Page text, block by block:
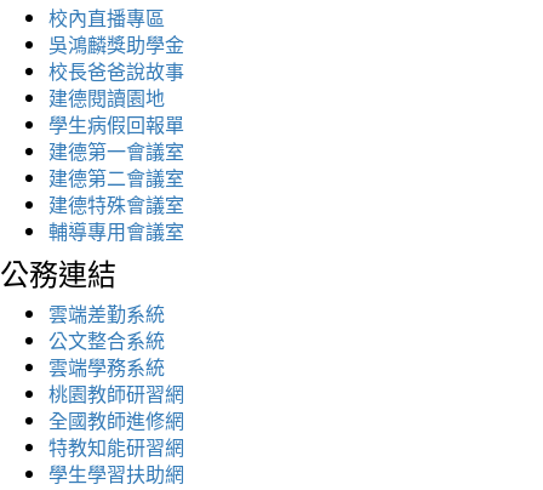
校內直播專區
吳鴻麟獎助學金
校長爸爸說故事
建德閱讀園地
學生病假回報單
建德第一會議室
建德第二會議室
建德特殊會議室
輔導專用會議室
公務連結
雲端差勤系統
公文整合系統
雲端學務系統
桃園教師研習網
全國教師進修網
特教知能研習網
學生學習扶助網